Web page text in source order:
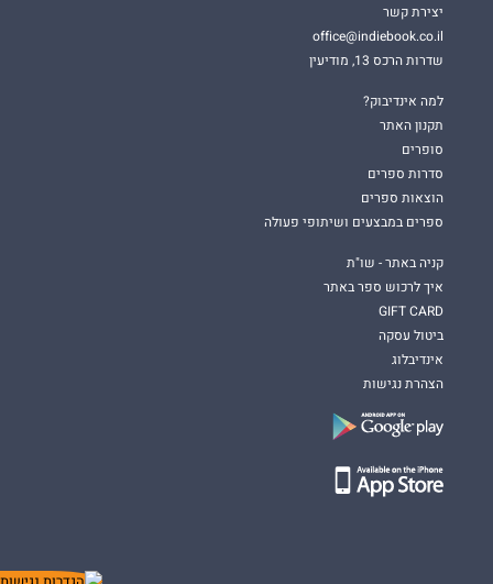
יצירת קשר
office@indiebook.co.il
שדרות הרכס 13, מודיעין
למה אינדיבוק?
תקנון האתר
סופרים
סדרות ספרים
הוצאות ספרים
ספרים במבצעים ושיתופי פעולה
קניה באתר - שו"ת
איך לרכוש ספר באתר
GIFT CARD
ביטול עסקה
אינדיבלוג
הצהרת נגישות